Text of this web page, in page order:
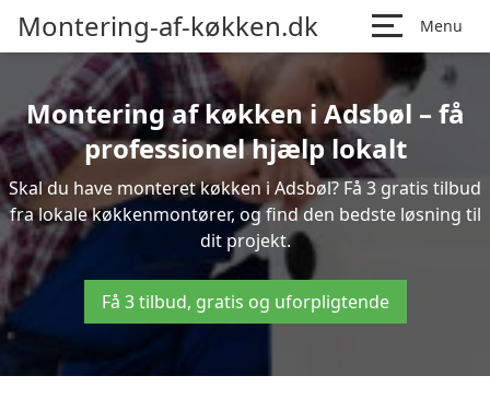
Montering-af-køkken.dk Menu
Montering af køkken i Adsbøl – få
professionel hjælp lokalt
Skal du have monteret køkken i Adsbøl? Få 3 gratis tilbud
fra lokale køkkenmontører, og find den bedste løsning til
dit projekt.
Få 3 tilbud, gratis og uforpligtende